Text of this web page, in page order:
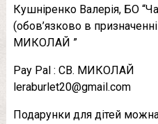
Кушніренко Валерія, БО
(обов’язково в
МИКОЛАЙ ”
Pay Pal : СВ. МИКОЛАЙ
leraburlet20@gmail.com
Подарунки для дітей